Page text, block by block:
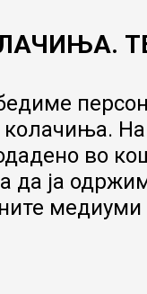
09:00 до
во
да ја
медиуми